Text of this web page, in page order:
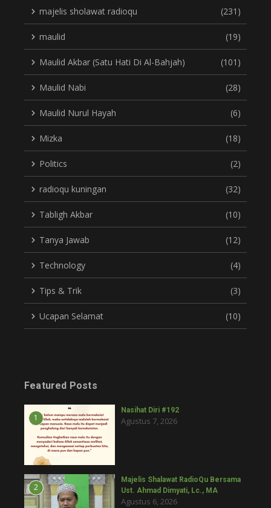
majelis sholawat radioqu (231)
maulid (19)
Maulid Akbar (Satu Hati Di Al-Bahjah) (101)
Maulid Nabi (28)
Maulid Nurul Hayah (6)
Mizka (18)
Politics (2)
radioqu kuningan (32)
Tabligh Akbar (10)
Tanya Jawab (12)
Technology (4)
Tips & Trik (3)
Ucapan Selamat (10)
Featured Posts
1
Nasihat Diri #192
Agustus 7, 2026
2
Majelis Shalawat RadioQu Bersama
Ust. Ahmad Dimyati, Lc., MA
Agustus 6, 2026